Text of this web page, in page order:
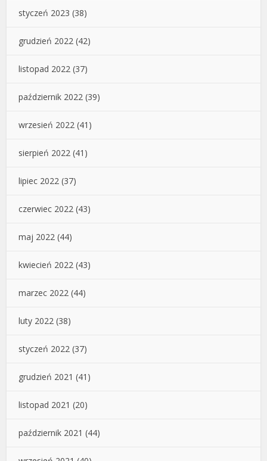
styczeń 2023 (38)
grudzień 2022 (42)
listopad 2022 (37)
październik 2022 (39)
wrzesień 2022 (41)
sierpień 2022 (41)
lipiec 2022 (37)
czerwiec 2022 (43)
maj 2022 (44)
kwiecień 2022 (43)
marzec 2022 (44)
luty 2022 (38)
styczeń 2022 (37)
grudzień 2021 (41)
listopad 2021 (20)
październik 2021 (44)